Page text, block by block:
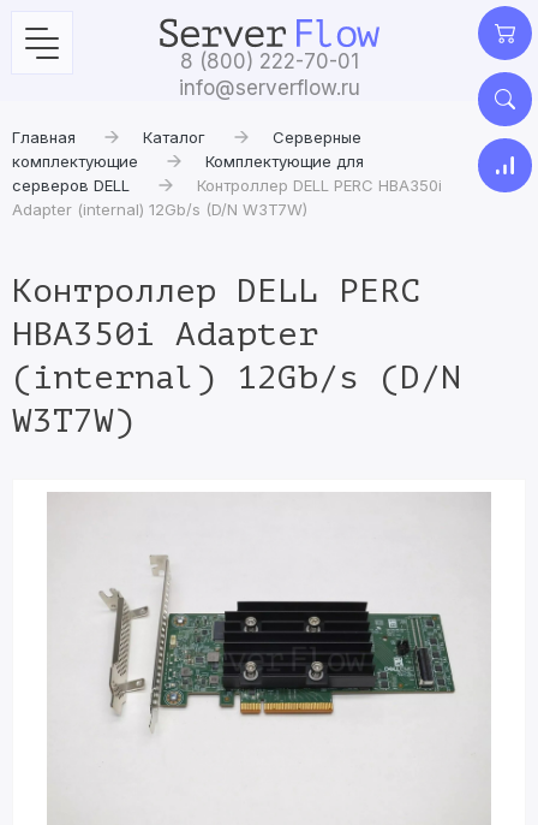
8 (800) 222-70-01
info@serverflow.ru
Главная Каталог
Серверные
комплектующие
Комплектующие для
серверов DELL
Контроллер DELL PERC HBA350i
Adapter (internal) 12Gb/s (D/N W3T7W)
Контроллер DELL PERC
HBA350i Adapter
(internal) 12Gb/s (D/N
W3T7W)